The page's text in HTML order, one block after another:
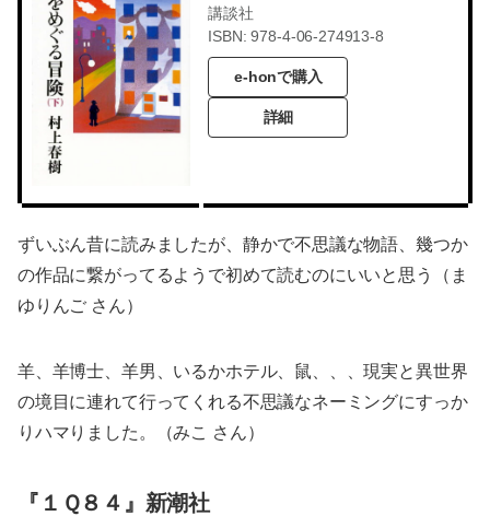
講談社
ISBN: 978-4-06-274913-8
e-honで購入
詳細
ずいぶん昔に読みましたが、静かで不思議な物語、幾つか
の作品に繋がってるようで初めて読むのにいいと思う（ま
ゆりんご さん）
羊、羊博士、羊男、いるかホテル、鼠、、、現実と異世界
の境目に連れて行ってくれる不思議なネーミングにすっか
りハマりました。（みこ さん）
『１Ｑ８４』新潮社